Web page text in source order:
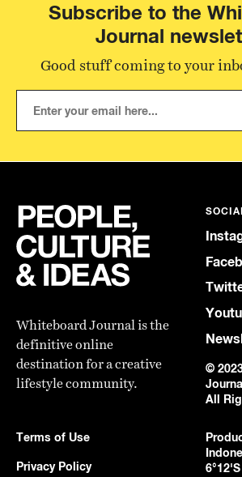
Subscribe to the
Journal
Good stuff coming to your
Whiteboard Journal is the
definitive online
destination for a creative
lifestyle community.
©
All
Terms of Use
Privacy Policy